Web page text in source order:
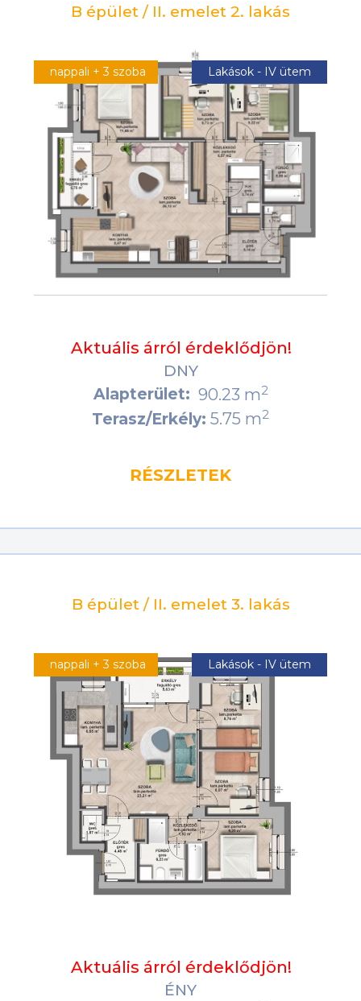
B épület / II. emelet 2. lakás
nappali + 3 szoba Lakások - IV ütem
Aktuális árról érdeklődjön!
DNY
Alapterület: 90.23 m2
Terasz/Erkély: 5.75 m2
RÉSZLETEK
B épület / II. emelet 3. lakás
nappali + 3 szoba Lakások - IV ütem
Aktuális árról érdeklődjön!
ÉNY